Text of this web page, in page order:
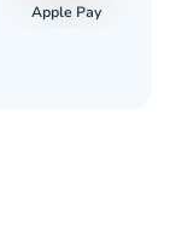
Apple Pay